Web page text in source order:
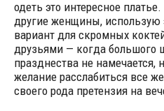
одеть это интересное
другие женщины, использую
вариант для скромных
друзьями — когда большого
празднества не намечается,
желание расслабиться все
своего рода претензия на